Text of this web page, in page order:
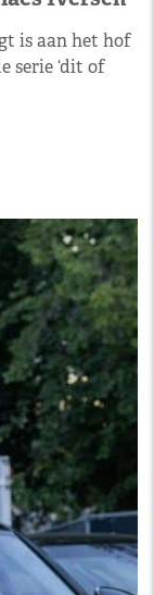
is aan het hof
serie ‘dit of